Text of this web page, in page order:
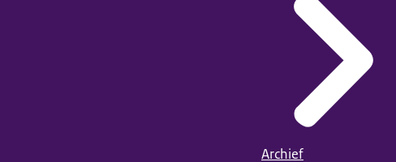
Archief